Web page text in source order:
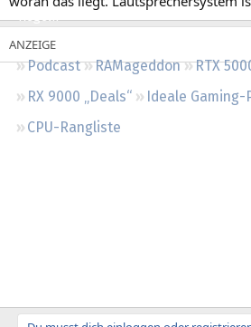
Regeln
Podcast RAMageddon
RTX
RX 9000 „Deals“
Ideale Gaming-
CPU-Rangliste